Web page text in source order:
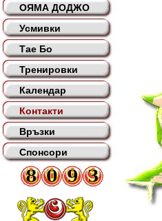
ОЯМА ДОДЖО
Усмивки
Тае Бо
Тренировки
Календар
Контакти
Връзки
Спонсори